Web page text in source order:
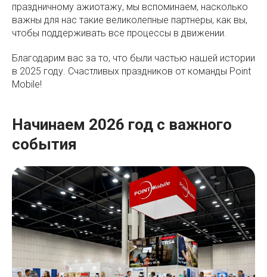
праздничному ажиотажу, мы вспоминаем, насколько
важны для нас такие великолепные партнеры, как вы,
чтобы поддерживать все процессы в движении.
Благодарим вас за то, что были частью нашей истории
в 2025 году. Счастливых праздников от команды Point
Mobile!
Начинаем 2026 год с важного
события